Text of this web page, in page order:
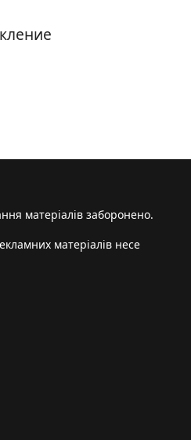
матеріалів заборонено.
матеріалів несе